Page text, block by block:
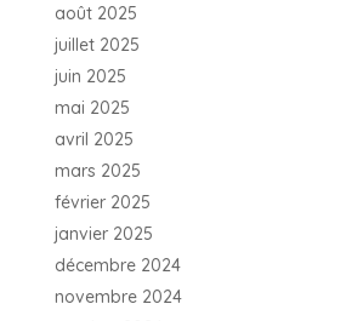
août 2025
juillet 2025
juin 2025
mai 2025
avril 2025
mars 2025
février 2025
janvier 2025
décembre 2024
novembre 2024